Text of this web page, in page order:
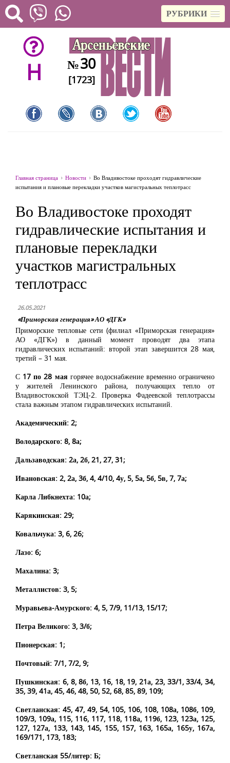
РУБРИКИ
H №30
[1723]
Главная страница Новости
Во Владивостоке проходят гидравлические
испытания и плановые перекладки участков магистральных теплотрасс
Во Владивостоке проходят
гидравлические испытания и
плановые перекладки
участков магистральных
теплотрасс
26.05.2021
«Приморская генерация» АО «ДГК»
Приморские тепловые сети (филиал «Приморская генерация»
АО «ДГК») в данный момент проводят два этапа
гидравлических испытаний: второй этап завершится 28 мая,
третий – 31 мая.
С 17 по 28 маягорячее водоснабжение временно ограничено
у жителей Ленинского района, получающих тепло от
Владивостокской ТЭЦ-2. Проверка Фадеевской теплотрассы
стала важным этапом гидравлических испытаний.
Академический: 2;
Володарского: 8, 8а;
Дальзаводская: 2а, 2б, 21, 27, 31;
Ивановская: 2, 2а, 3б, 4, 4/10, 4у, 5, 5а, 5б, 5в, 7, 7а;
Карла Либкнехта: 10а;
Карякинская: 29;
Ковальчука: 3, 6, 26;
Лазо: 6;
Махалина: 3;
Металлистов: 3, 5;
Муравьева-Амурского: 4, 5, 7/9, 11/13, 15/17;
Петра Великого: 3, 3/б;
Пионерская: 1;
Почтовый: 7/1, 7/2, 9;
Пушкинская: 6, 8, 8б, 13, 16, 18, 19, 21а, 23, 33/1, 33/4, 34,
35, 39, 41а, 45, 46, 48, 50, 52, 68, 85, 89, 109;
Светланская: 45, 47, 49, 54, 105, 106, 108, 108а, 108б, 109,
109/3, 109а, 115, 116, 117, 118, 118а, 119б, 123, 123а, 125,
127, 127а, 133, 143, 145, 155, 157, 163, 165а, 165у, 167а,
169/171, 173, 183;
Светланская 55/литер: Б;